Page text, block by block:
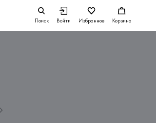
Поиск Войти Избранное Корзина